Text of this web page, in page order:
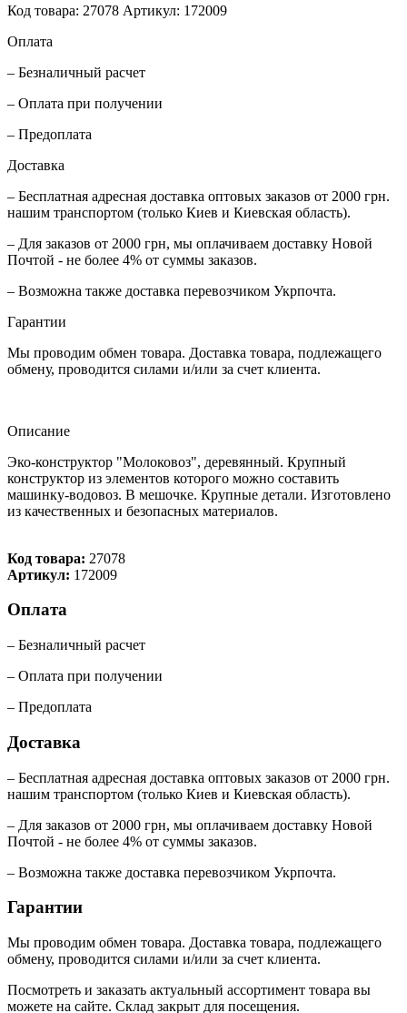
Код товара: 27078 Артикул: 172009
Оплата
– Безналичный расчет
– Оплата при получении
– Предоплата
Доставка
– Бесплатная адресная доставка оптовых заказов от 2000 грн.
нашим транспортом (только Киев и Киевская область).
– Для заказов от 2000 грн, мы оплачиваем доставку Новой
Почтой - не более 4% от суммы заказов.
– Возможна также доставка перевозчиком Укрпочта.
Гарантии
Мы проводим обмен товара. Доставка товара, подлежащего
обмену, проводится силами и/или за счет клиента.
Описание
Эко-конструктор "Молоковоз", деревянный. Крупный
конструктор из элементов которого можно составить
машинку-водовоз. В мешочке. Крупные детали. Изготовлено
из качественных и безопасных материалов.
Код товара: 27078
Артикул: 172009
Оплата
– Безналичный расчет
– Оплата при получении
– Предоплата
Доставка
– Бесплатная адресная доставка оптовых заказов от 2000 грн.
нашим транспортом (только Киев и Киевская область).
– Для заказов от 2000 грн, мы оплачиваем доставку Новой
Почтой - не более 4% от суммы заказов.
– Возможна также доставка перевозчиком Укрпочта.
Гарантии
Мы проводим обмен товара. Доставка товара, подлежащего
обмену, проводится силами и/или за счет клиента.
Посмотреть и заказать актуальный ассортимент товара вы
можете на сайте. Склад закрыт для посещения.